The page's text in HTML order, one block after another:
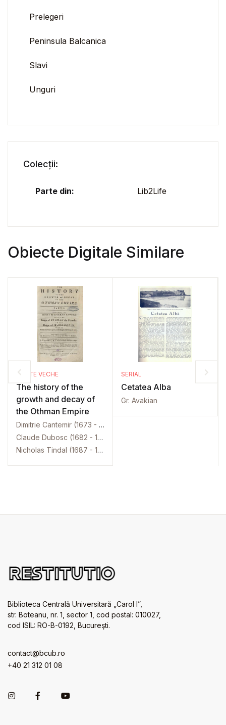
Prelegeri
Peninsula Balcanica
Slavi
Unguri
Colecții:
Parte din: Lib2Life
Obiecte Digitale Similare
CARTE VECHE
The history of the
growth and decay of
the Othman Empire
Dimitrie Cantemir (1673 - 1723)
Claude Dubosc (1682 - 1745)
Nicholas Tindal (1687 - 1774)
SERIAL
Cetatea Alba
Gr. Avakian
Biblioteca Centrală Universitară „Carol I”,
str. Boteanu, nr. 1, sector 1, cod postal: 010027,
cod ISIL: RO-B-0192, Bucureşti.
contact@bcub.ro
+40 21 312 01 08